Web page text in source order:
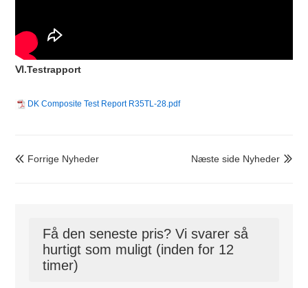
Ⅵ.Testrapport
DK Composite Test Report R35TL-28.pdf
 Forrige Nyheder 
Næste side Nyheder
Få den seneste pris? Vi svarer så
hurtigt som muligt (inden for 12
timer)